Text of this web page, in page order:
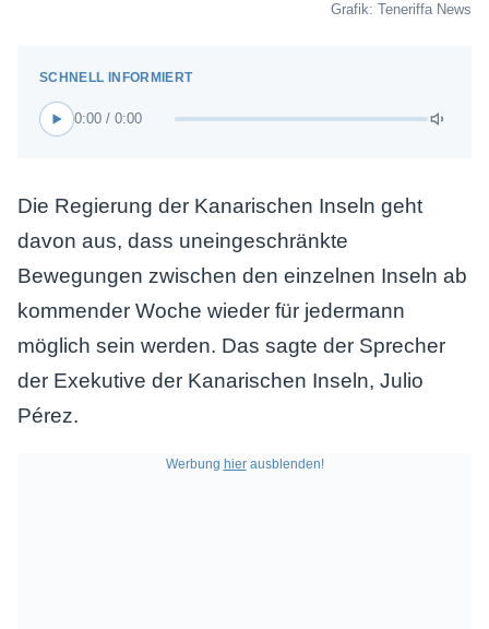
Grafik: Teneriffa News
0:00 / 0:00
Die Regierung der Kanarischen Inseln geht
davon aus, dass uneingeschränkte
Bewegungen zwischen den einzelnen Inseln ab
kommender Woche wieder für jedermann
möglich sein werden. Das sagte der Sprecher
der Exekutive der Kanarischen Inseln, Julio
Pérez.
Werbung hierausblenden!